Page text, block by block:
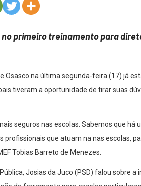
primeiro treinamento para
Osasco na última segunda-feira (17) já
tiveram a oportunidade de tirar suas
seguros nas escolas. Sabemos que há
que atuam na nas escolas,
Tobias Barreto de Menezes.
Josias da Juco (PSD) falou sobre a